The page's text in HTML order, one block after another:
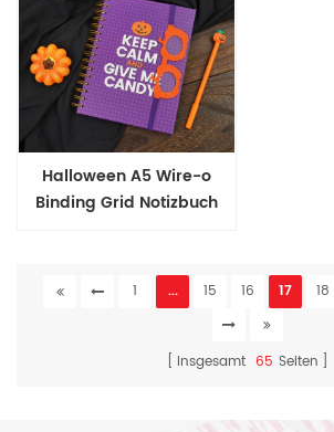
Halloween A5 Wire-o
Binding Grid Notizbuch
1 ... 15 16 17 18
Insgesamt 65 Seiten